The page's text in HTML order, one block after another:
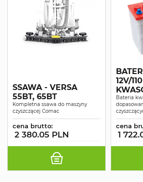
SSAWA - VERSA
55BT, 65BT
Kompletna ssawa do maszyny
czyszczącej Comac
cena brutto:
2 380.05 PLN
BATERIA
12V/
Bateria
cena
1